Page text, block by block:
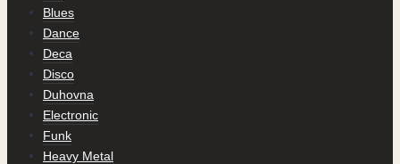
Blues
Dance
Deca
Disco
Duhovna
Electronic
Funk
Heavy Metal